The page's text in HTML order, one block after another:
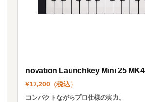
novation Launchkey Mini 25 MK4
¥17,200（税込）
コンパクトながらプロ仕様の実力。